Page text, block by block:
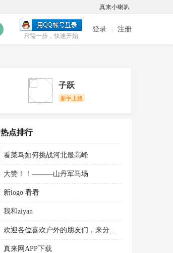
真来小喇叭
注册
登录
只需一步，快速开始
子跃
新手上路
热点排行
看菜鸟如何挑战河北最高峰
大赞！！———山丹军马场
新logo 看看
我和ziyan
欢迎各位喜欢户外的朋友们，来分享你的欢乐
真来网APP下载